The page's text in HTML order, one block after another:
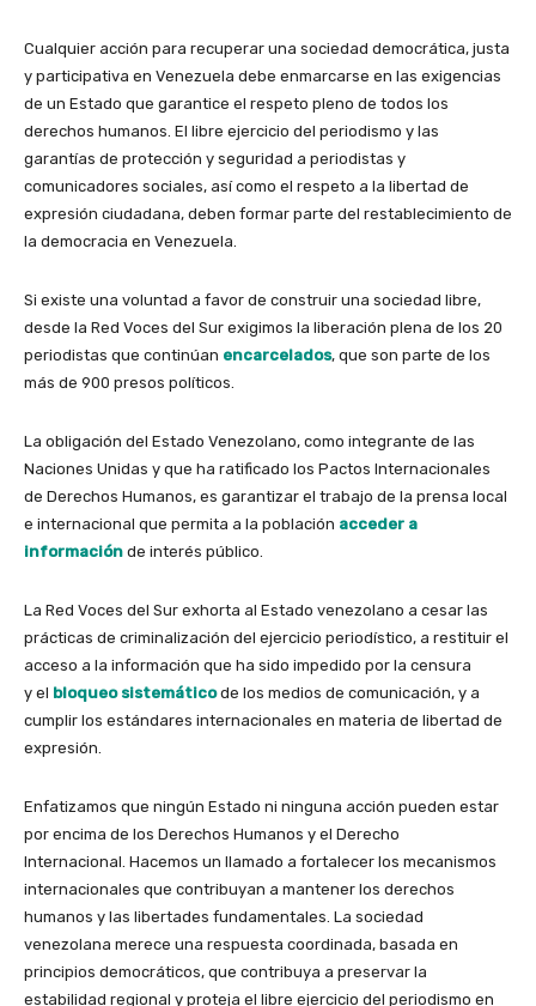
Cualquier acción para recuperar una sociedad democrática, justa
y participativa en Venezuela debe enmarcarse en las exigencias
de un Estado que garantice el respeto pleno de todos los
derechos humanos. El libre ejercicio del periodismo y las
garantías de protección y seguridad a periodistas y
comunicadores sociales, así como el respeto a la libertad de
expresión ciudadana, deben formar parte del restablecimiento de
la democracia en Venezuela.
Si existe una voluntad a favor de construir una sociedad libre,
desde la Red Voces del Sur exigimos la liberación plena de los 20
periodistas que continúan encarcelados, que son parte de los
más de 900 presos políticos.
La obligación del Estado Venezolano, como integrante de las
Naciones Unidas y que ha ratificado los Pactos Internacionales
de Derechos Humanos, es garantizar el trabajo de la prensa local
e internacional que permita a la población acceder a
información de interés público.
La Red Voces del Sur exhorta al Estado venezolano a cesar las
prácticas de criminalización del ejercicio periodístico, a restituir el
acceso a la información que ha sido impedido por la censura
y el bloqueo sistemáticode los medios de comunicación, y a
cumplir los estándares internacionales en materia de libertad de
expresión.
Enfatizamos que ningún Estado ni ninguna acción pueden estar
por encima de los Derechos Humanos y el Derecho
Internacional. Hacemos un llamado a fortalecer los mecanismos
internacionales que contribuyan a mantener los derechos
humanos y las libertades fundamentales. La sociedad
venezolana merece una respuesta coordinada, basada en
principios democráticos, que contribuya a preservar la
estabilidad regional y proteja el libre ejercicio del periodismo en